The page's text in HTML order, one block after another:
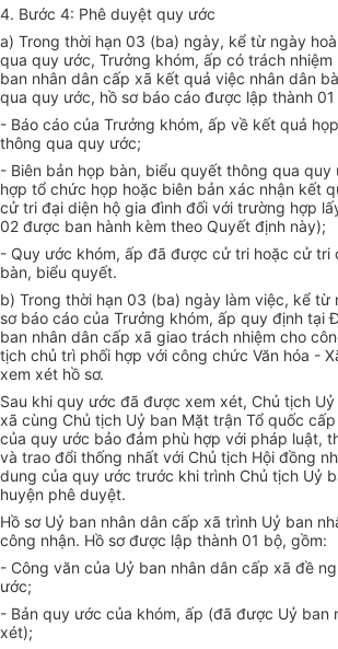
4. Bước 4: Phê duyệt quy ước
a) Trong thời hạn 03 (ba) ngày, kể từ ngày
qua quy ước, Trưởng khóm, ấp có trách
ban nhân dân cấp xã kết quả việc nhân dân
qua quy ước, hồ sơ báo cáo được lập thành 01
- Báo cáo của Trưởng khóm, ấp về kết quả
thông qua quy ước;
- Biên bản họp bàn, biểu quyết thông qua
hợp tổ chức họp hoặc biên bản xác nhận kết
cử tri đại diện hộ gia đình đối với trường hợp
02 được ban hành kèm theo Quyết định này);
- Quy ước khóm, ấp đã được cử tri hoặc cử tri
bàn, biểu quyết.
b) Trong thời hạn 03 (ba) ngày làm việc, kể từ
sơ báo cáo của Trưởng khóm, ấp quy định tại
ban nhân dân cấp xã giao trách nhiệm cho
tịch chủ trì phối hợp với công chức Văn hóa -
xem xét hồ sơ.
Sau khi quy ước đã được xem xét, Chủ tịch
xã cùng Chủ tịch Uỷ ban Mặt trận Tổ quốc
của quy ước bảo đảm phù hợp với pháp luật,
và trao đổi thống nhất với Chủ tịch Hội đồng
dung của quy ước trước khi trình Chủ tịch Uỷ
huyện phê duyệt.
Hồ sơ Uỷ ban nhân dân cấp xã trình Uỷ ban
công nhận. Hồ sơ được lập thành 01 bộ, gồm:
- Công văn của Uỷ ban nhân dân cấp xã đề
ước;
- Bản quy ước của khóm, ấp (đã được Uỷ ban
xét);